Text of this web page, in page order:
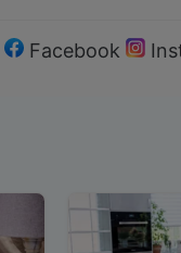
Facebook